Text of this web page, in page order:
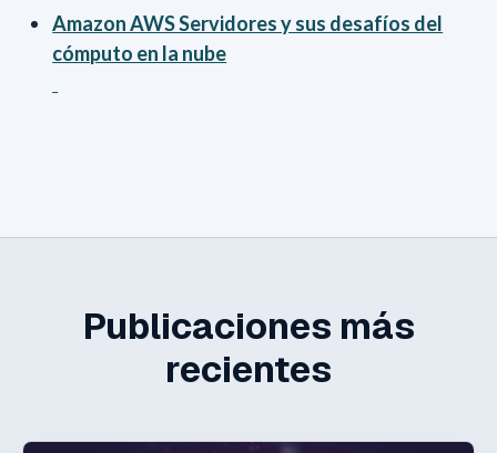
Amazon AWS Servidores y sus desafíos del
cómputo en la nube
Publicaciones más
recientes